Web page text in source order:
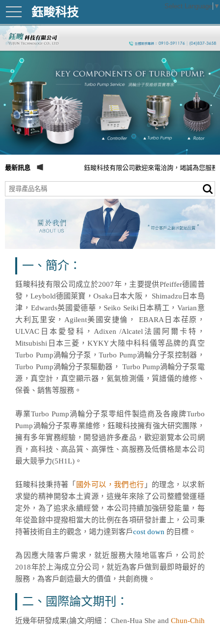
鈺畯科技
toggle
navigation
Select Language ▼
最新訊息 鈺畯科技有限公司歡迎來電洽詢，竭誠為您服務
一、簡介：
鈺畯科技有限公司成立於2007年，主要提供Pfeiffer德國普
發，Leybold德國萊寶，Osaka日本大阪， Shimadzu日本島
津，Edwards英國愛德華，Seiko Seiki日本精工，Varian意
大利瓦里安，Agilent美國安捷倫， EBARA日本荏原，
ULVAC日本愛發科，Adixen /Alcatel法國阿爾卡特，
Mitsubishi日本三菱，KYKY大陸中科科儀等品牌的真空
Turbo Pump渦輪分子泵，Turbo Pump渦輪分子泵控制器，
Turbo Pump渦輪分子泵驅動器， Turbo Pump渦輪分子泵電
源，真空計，真空顯示器，氦氣檢測儀，質譜儀的維修、
保養、銷售等服務。
專業Turbo Pump渦輪分子泵零組件製造商及各廠牌Turbo
Pump渦輪分子泵專業維修，鈺畯科技擁有強大研究團隊，
擁有多年實務經驗，開發過許多產品，歡迎瀏覽本公司網
頁，高科技、高品質、高彈性、高服務及低價格是本公司
最大競爭力(5H1L)。
鈺畯科技秉持著「 國外可以，我們也行 」的理念，以求新
求變的精神開發本土資源，這幾年來除了公司整體營運穩
定外，為了追求永續經營，本公司持續加強研發能量，每
年從盈餘中提撥相當大的比例在各項研發計畫上，公司秉
持著技術自主的觀念，竭力達到客戶cost down 的目標。
為因應大陸客戶需求，就近服務大陸地區客戶，公司於
2018年於上海成立分公司，就近為客戶做到最即時最好的
服務，為客戶創造最大的價值，共創商機。
二、國際論文期刊：
近幾年研發成果(論文)明細： Chen-Hua She and Chun-Chih